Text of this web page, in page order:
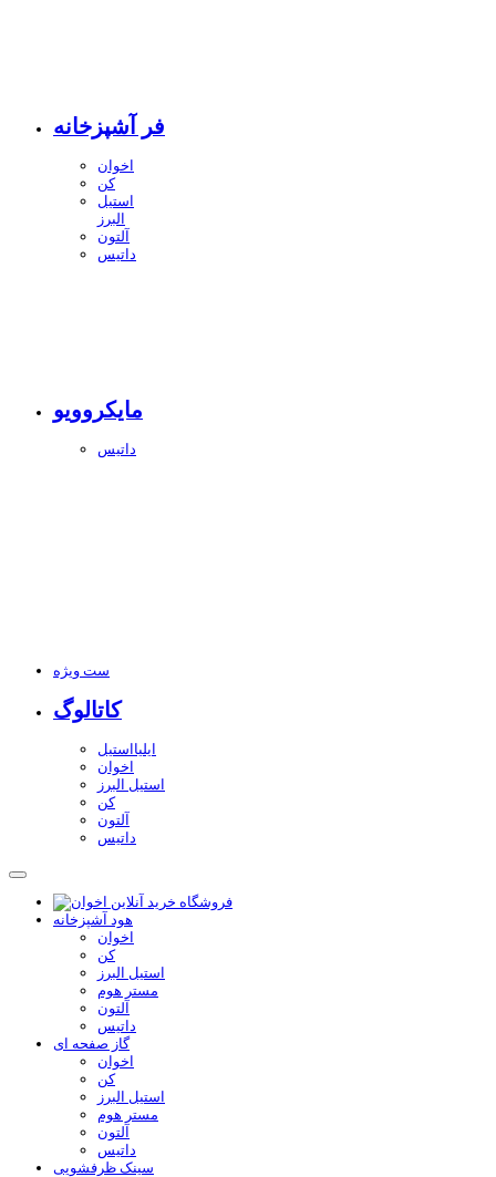
فر آشپزخانه
اخوان
کن
استیل
البرز
آلتون
داتیس
مایکروویو
داتیس
ست ویژه
کاتالوگ
ایلیااستیل
اخوان
استیل البرز
کن
آلتون
داتیس
هود آشپزخانه
اخوان
کن
استیل البرز
مستر هوم
آلتون
داتیس
گاز صفحه ای
اخوان
کن
استیل البرز
مستر هوم
آلتون
داتیس
سینک ظرفشویی